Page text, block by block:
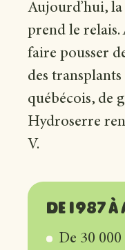
Aujourd’hui,
prend le relais.
faire pousser
des
québécois, de
Hydroserre
V.
De 1987
De 30